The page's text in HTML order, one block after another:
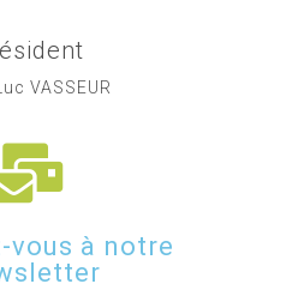
VASSEUR
vous à notre